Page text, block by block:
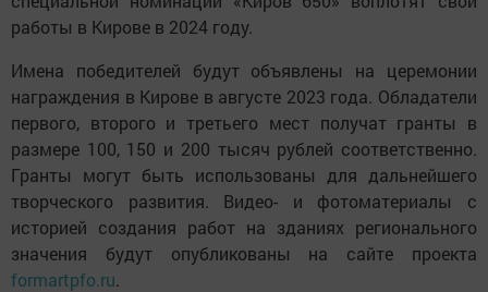
работы в Кирове в 2024 году.
Имена победителей будут объявлены на церемонии
награждения в Кирове в августе 2023 года. Обладатели
первого, второго и третьего мест получат гранты в
размере 100, 150 и 200 тысяч рублей соответственно.
Гранты могут быть использованы для дальнейшего
творческого развития. Видео- и фотоматериалы с
историей создания работ на зданиях регионального
значения будут опубликованы на сайте проекта
formartpfo.ru.